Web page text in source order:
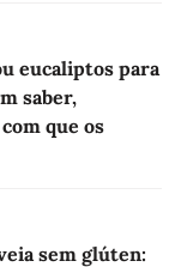
eucaliptos para
saber,
que os
sem glúten: